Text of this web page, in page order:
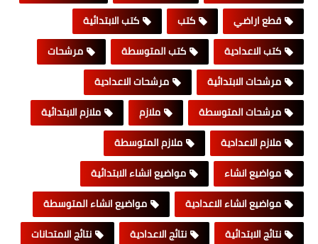
قطع اراضي
كتب
كتب الابتدائية
كتب الاعدادية
كتب المتوسطة
مرشحات
مرشحات الابتدائية
مرشحات الاعدادية
مرشحات المتوسطة
ملازم
ملازم الابتدائية
ملازم الاعدادية
ملازم المتوسطة
مواضيع انشاء
مواضيع انشاء الابتدائية
مواضيع انشاء الاعدادية
مواضيع انشاء المتوسطة
نتائج الابتدائية
نتائج الاعدادية
نتائج الامتحانات